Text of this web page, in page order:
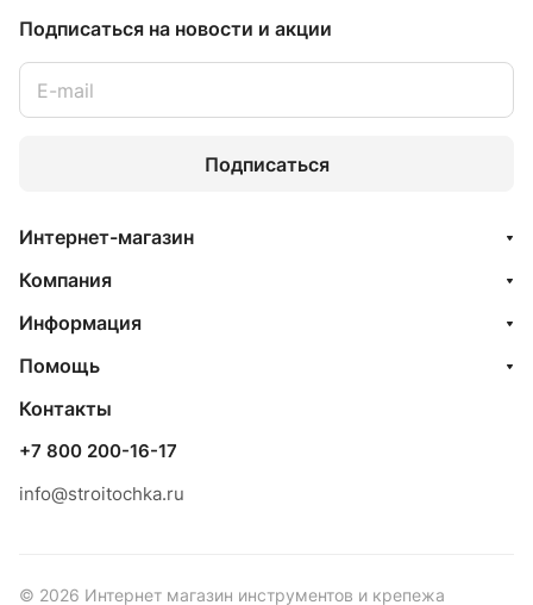
Подписаться на новости и акции
Подписаться
Интернет-магазин
Компания
Информация
Помощь
Контакты
+7 800 200-16-17
info@stroitochka.ru
© 2026 Интернет магазин инструментов и крепежа